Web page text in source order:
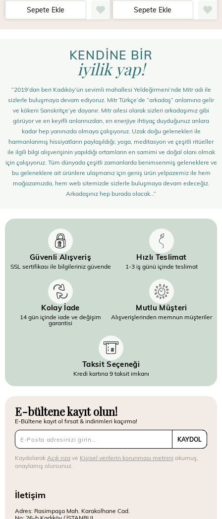
Sepete Ekle Sepete Ekle
KENDİNE BİR
iyilik yap!
“2019’dan beri Kadıköy’ün sevimli mahallesi Yeldeğirmeni’nde Mitr adı ile
sizlerle buluşmaya devam ediyoruz. Mitr Türkçe’de “arkadaş” anlamına gelir
ve kökeni Sanskritçe’ye dayanır. Mitr ailesi olarak sizleri arkadaşımız gibi
görüyor ve en keyifli anlarınızdan, en enerjiye ihtiyaç duyduğunuz anlara
kadar hep yanınızda olmaya çalışıyoruz. Uzak doğu gelenekleri ile
harmanlanmış hissiyatların paylaşıldığı; yoga, meditasyon ve çeşitli ritüeller
ile ilgili bilgi alışverişinin yapıldığı ortamların en samimi ve doğal olanı olmak
için çalışıyoruz. Tüm dünyada çeşitli zamanlarda benimsenmiş geleneklere ve
bu geleneklere ait ürünlere ulaşmanız için geniş ürün yelpazemiz ile hem
mağazamızda, hem web sitemizde sizlerle buluşmaya devam edeceğiz.
Arkadaşınız hep burada olacak…”
Güvenli Alışveriş
SSL sertifikası ile bilgileriniz güvende
Hızlı Teslimat
1-3 iş günü içinde teslimat
Kolay İade
14 gün içinde iade ve değişim
garantisi
Mutlu Müşteri
Alışverişlerinden memnun müşteriler
Taksit Seçeneği
Kredi kartına 9 taksit imkanı
E-bültene kayıt olun!
E-Bültene kayıt ol fırsat & indirimleri kaçırma!
KAYDOL
Kaydolarak Açık rızave Kişisel verilerin korunması metnini okumuş,
onaylamış olursunuz.
İletişim
Adres: Rasimpaşa Mah. Karakolhane Cad.
No: 26-b Kadıköy / İSTANBUL